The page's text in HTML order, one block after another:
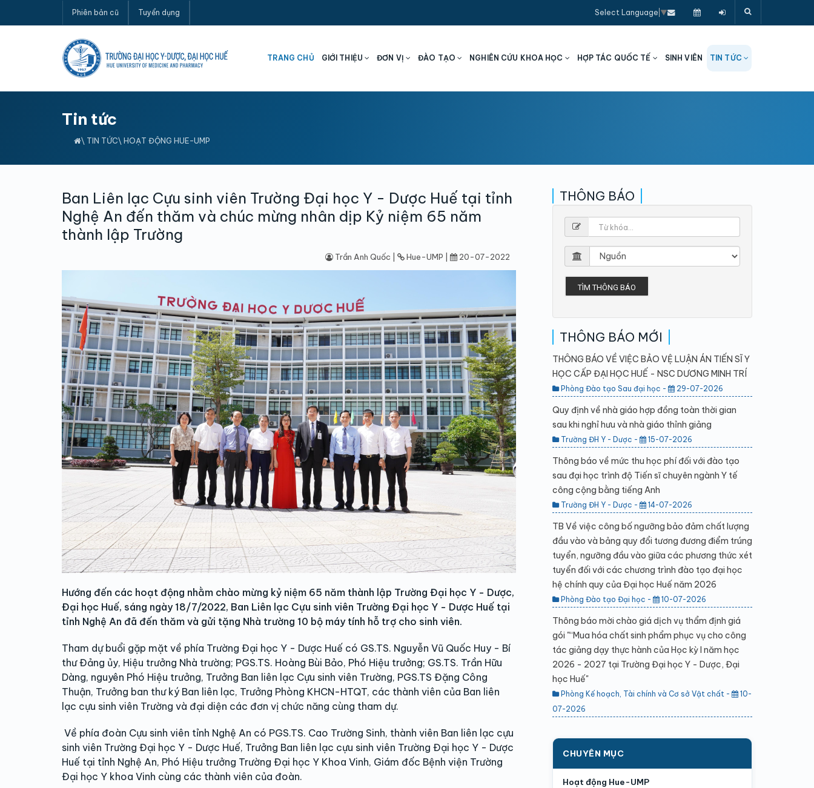
Phiên bản cũ Tuyển dụng Select Language ▼
TRANG CHỦ GIỚI THIỆU ĐƠN VỊ ĐÀO TẠO NGHIÊN CỨU KHOA HỌC HỢP TÁC QUỐC TẾ SINH VIÊN TIN TỨC
Tin tức
\ TIN TỨC\ HOẠT ĐỘNG HUE-UMP
Ban Liên lạc Cựu sinh viên Trường Đại học Y - Dược Huế tại tỉnh
Nghệ An đến thăm và chúc mừng nhân dịp Kỷ niệm 65 năm
thành lập Trường
Trần Anh Quốc | Hue-UMP | 20-07-2022
Hướng đến các hoạt động nhằm chào mừng kỷ niệm 65 năm thành lập Trường Đại học Y - Dược,
Đại học Huế, sáng ngày 18/7/2022, Ban Liên lạc Cựu sinh viên Trường Đại học Y - Dược Huế tại
tỉnh Nghệ An đã đến thăm và gửi tặng Nhà trường 10 bộ máy tính hỗ trợ cho sinh viên.
Tham dự buổi gặp mặt về phía Trường Đại học Y - Dược Huế có GS.TS. Nguyễn Vũ Quốc Huy - Bí
thư Đảng ủy, Hiệu trưởng Nhà trường; PGS.TS. Hoàng Bùi Bảo, Phó Hiệu trưởng; GS.TS. Trần Hữu
Dàng, nguyên Phó Hiệu trưởng, Trưởng Ban liên lạc Cựu sinh viên Trường, PGS.TS Đặng Công
Thuận, Trưởng ban thư ký Ban liên lạc, Trưởng Phòng KHCN-HTQT, các thành viên của Ban liên
lạc cựu sinh viên Trường và đại diện các đơn vị chức năng cùng tham dự.
Về phía đoàn Cựu sinh viên tỉnh Nghệ An có PGS.TS. Cao Trường Sinh, thành viên Ban liên lạc cựu
sinh viên Trường Đại học Y - Dược Huế, Trưởng Ban liên lạc cựu sinh viên Trường Đại học Y - Dược
Huế tại tỉnh Nghệ An, Phó Hiệu trưởng Trường Đại học Y Khoa Vinh, Giám đốc Bệnh viện Trường
Đại học Y khoa Vinh cùng các thành viên của đoàn.
THÔNG BÁO
TÌM THÔNG BÁO
THÔNG BÁO MỚI
THÔNG BÁO VỀ VIỆC BẢO VỆ LUẬN ÁN TIẾN SĨ Y
HỌC CẤP ĐẠI HỌC HUẾ - NSC DƯƠNG MINH TRÍ
Phòng Đào tạo Sau đại học - 29-07-2026
Quy định về nhà giáo hợp đồng toàn thời gian
sau khi nghỉ hưu và nhà giáo thỉnh giảng
Trường ĐH Y - Dược - 15-07-2026
Thông báo về mức thu học phí đối với đào tạo
sau đại học trình độ Tiến sĩ chuyên ngành Y tế
công cộng bằng tiếng Anh
Trường ĐH Y - Dược - 14-07-2026
TB Về việc công bố ngưỡng bảo đảm chất lượng
đầu vào và bảng quy đổi tương đương điểm trúng
tuyển, ngưỡng đầu vào giữa các phương thức xét
tuyển đối với các chương trình đào tạo đại học
hệ chính quy của Đại học Huế năm 2026
Phòng Đào tạo Đại học - 10-07-2026
Thông báo mời chào giá dịch vụ thẩm định giá
gói "“Mua hóa chất sinh phẩm phục vụ cho công
tác giảng dạy thực hành của Học kỳ I năm học
2026 - 2027 tại Trường Đại học Y - Dược, Đại
học Huế"
Phòng Kế hoạch, Tài chính và Cơ sở Vật chất -
10-
07-2026
CHUYÊN MỤC
Hoạt động Hue-UMP